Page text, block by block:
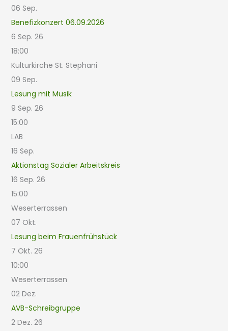
06 Sep.
Benefizkonzert 06.09.2026
6 Sep. 26
18:00
Kulturkirche St. Stephani
09 Sep.
Lesung mit Musik
9 Sep. 26
15:00
LAB
16 Sep.
Aktionstag Sozialer Arbeitskreis
16 Sep. 26
15:00
Weserterrassen
07 Okt.
Lesung beim Frauenfrühstück
7 Okt. 26
10:00
Weserterrassen
02 Dez.
AVB-Schreibgruppe
2 Dez. 26